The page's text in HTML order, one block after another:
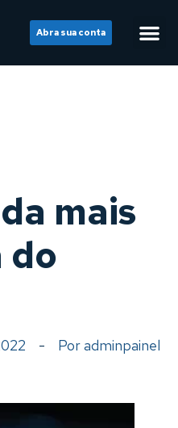
Abra sua conta
mais
do
- Poradminpainel